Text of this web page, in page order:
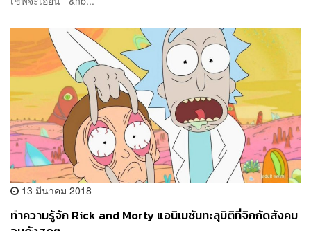
13 มีนาคม 2018
ทำความรู้จัก Rick and Morty แอนิเมชันทะลุมิติที่จิกกัดสังคม